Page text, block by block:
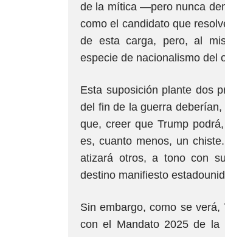
de la mítica —pero nunca
como el candidato que
de esta carga, pero, al
especie de nacionalismo del
Esta suposición plante dos
del fin de la guerra
que, creer que Trump
es, cuanto menos, un
atizará otros, a tono con
destino manifiesto
Sin embargo, como se
con el Mandato 2025 de la